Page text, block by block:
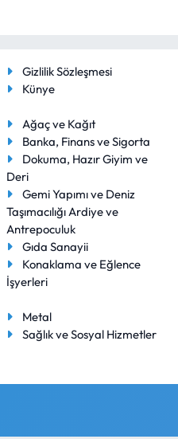
Gizlilik Sözleşmesi
Künye
Ağaç ve Kağıt
Banka, Finans ve Sigorta
Dokuma, Hazır Giyim ve
Deri
Gemi Yapımı ve Deniz
Taşımacılığı Ardiye ve
Antrepoculuk
Gıda Sanayii
Konaklama ve Eğlence
İşyerleri
Metal
Sağlık ve Sosyal Hizmetler